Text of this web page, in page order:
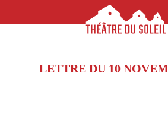
LETTRE DU 10